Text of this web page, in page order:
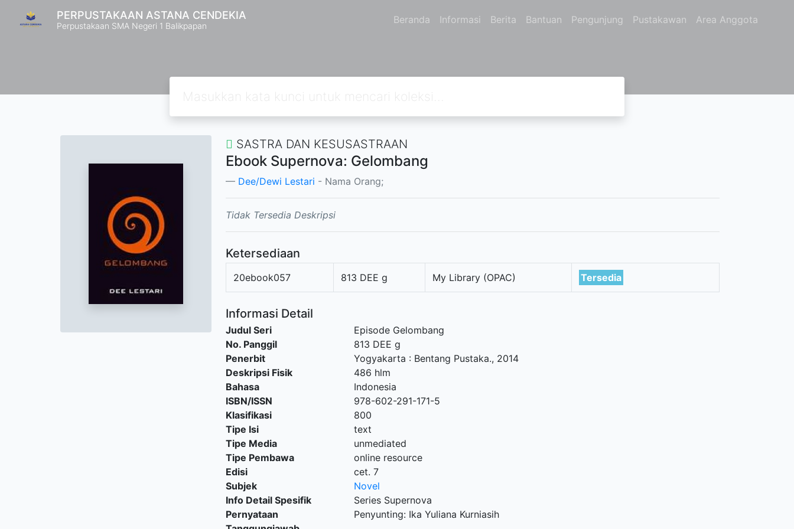
PERPUSTAKAAN ASTANA CENDEKIA
Perpustakaan SMA Negeri 1 Balikpapan Beranda Informasi Berita Bantuan Pengunjung Pustakawan Area Anggota
SASTRA DAN KESUSASTRAAN
Ebook Supernova: Gelombang
Dee/Dewi Lestari - Nama Orang;
Tidak Tersedia Deskripsi
Ketersediaan
20ebook057 813 DEE g My Library (OPAC) Tersedia
Informasi Detail
Judul Seri
Episode Gelombang
No. Panggil
813 DEE g
Penerbit
Yogyakarta : Bentang Pustaka., 2014
Deskripsi Fisik
486 hlm
Bahasa
Indonesia
ISBN/ISSN
978-602-291-171-5
Klasifikasi
800
Tipe Isi
text
Tipe Media
unmediated
Tipe Pembawa
online resource
Edisi
cet. 7
Subjek
Novel
Info Detail Spesifik
Series Supernova
Pernyataan
Penyunting: Ika Yuliana Kurniasih